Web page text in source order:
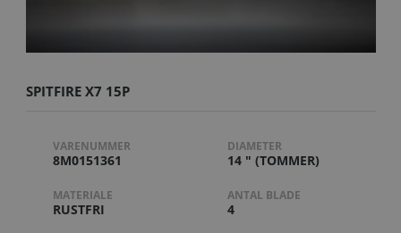
SPITFIRE X7 15P
VARENUMMER
8M0151361
DIAMETER
14 " (TOMMER)
MATERIALE
RUSTFRI
ANTAL BLADE
4